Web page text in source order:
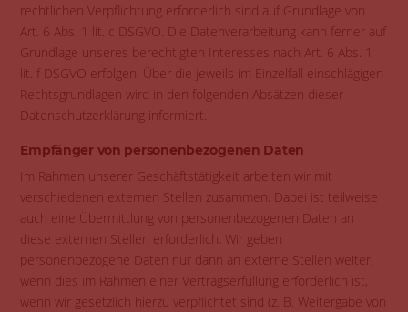
rechtlichen Verpflichtung erforderlich sind auf Grundlage von
Art. 6 Abs. 1 lit. c DSGVO. Die Datenverarbeitung kann ferner auf
Grundlage unseres berechtigten Interesses nach Art. 6 Abs. 1
lit. f DSGVO erfolgen. Über die jeweils im Einzelfall einschlägigen
Rechtsgrundlagen wird in den folgenden Absätzen dieser
Datenschutzerklärung informiert.
Empfänger von personenbezogenen Daten
Im Rahmen unserer Geschäftstätigkeit arbeiten wir mit
verschiedenen externen Stellen zusammen. Dabei ist teilweise
auch eine Übermittlung von personenbezogenen Daten an
diese externen Stellen erforderlich. Wir geben
personenbezogene Daten nur dann an externe Stellen weiter,
wenn dies im Rahmen einer Vertragserfüllung erforderlich ist,
wenn wir gesetzlich hierzu verpflichtet sind (z. B. Weitergabe von